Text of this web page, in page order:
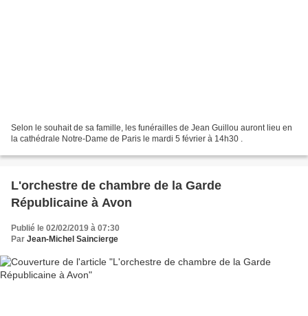
Selon le souhait de sa famille, les funérailles de Jean Guillou auront lieu en
la cathédrale Notre-Dame de Paris le mardi 5 février à 14h30 .
L'orchestre de chambre de la Garde
Républicaine à Avon
Publié le 02/02/2019 à 07:30
Par Jean-Michel Saincierge